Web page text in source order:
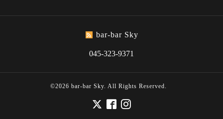
bar-bar Sky
045-323-9371
©2026 bar-bar Sky. All Rights Reserved.